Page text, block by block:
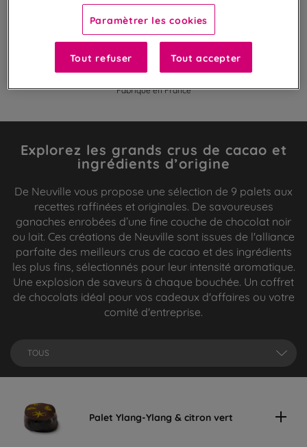
Liste des ingrédients et allergènes
100%
Fabriqué en France
Explorez les grands crus de cacao et
ingrédients d’origine
De Neuville vous propose une sélection de 9 palets aux
recettes raffinées et originales. De savoureuses
ganaches enrobées d’une fine couche de chocolat noir
ou lait. Ces créations de Neuville sont issues de l'alliance
parfaite des meilleurs crus de cacao et des ingrédients
les plus fins, sélectionnés pour leur intensité aromatique.
Une explosion de saveurs à chaque bouchée. Un coffret
de chocolats idéal pour vos cadeaux d'affaires ou votre
comité d'entreprise.
TOUS
Palet Ylang-Ylang & citron vert
Paramètrer les cookies
Tout refuser Tout accepter